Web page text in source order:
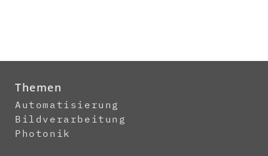
Themen
Automatisierung
Bildverarbeitung
Photonik